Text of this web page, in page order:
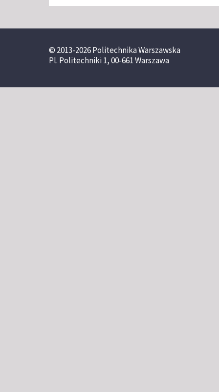
© 2013-2026 Politechnika Warszawska
Pl. Politechniki 1, 00-661 Warszawa